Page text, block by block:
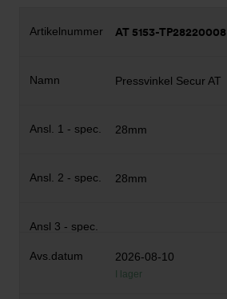
AT 5153-TP28220008
Pressvinkel Secur AT
28mm
28mm
2026-08-10
I lager